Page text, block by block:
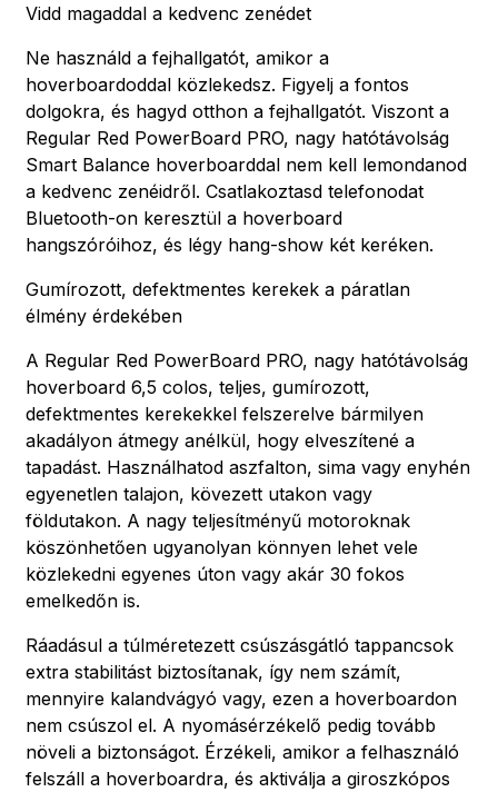
Vidd magaddal a kedvenc zenédet
Ne használd a fejhallgatót, amikor a
hoverboardoddal közlekedsz. Figyelj a fontos
dolgokra, és hagyd otthon a fejhallgatót. Viszont a
Regular Red PowerBoard PRO, nagy hatótávolság
Smart Balance hoverboarddal nem kell lemondanod
a kedvenc zenéidről. Csatlakoztasd telefonodat
Bluetooth-on keresztül a hoverboard
hangszóróihoz, és légy hang-show két keréken.
Gumírozott, defektmentes kerekek a páratlan
élmény érdekében
A Regular Red PowerBoard PRO, nagy hatótávolság
hoverboard 6,5 colos, teljes, gumírozott,
defektmentes kerekekkel felszerelve bármilyen
akadályon átmegy anélkül, hogy elveszítené a
tapadást. Használhatod aszfalton, sima vagy enyhén
egyenetlen talajon, kövezett utakon vagy
földutakon. A nagy teljesítményű motoroknak
köszönhetően ugyanolyan könnyen lehet vele
közlekedni egyenes úton vagy akár 30 fokos
emelkedőn is.
Ráadásul a túlméretezett csúszásgátló tappancsok
extra stabilitást biztosítanak, így nem számít,
mennyire kalandvágyó vagy, ezen a hoverboardon
nem csúszol el. A nyomásérzékelő pedig tovább
növeli a biztonságot. Érzékeli, amikor a felhasználó
felszáll a hoverboardra, és aktiválja a giroszkópos